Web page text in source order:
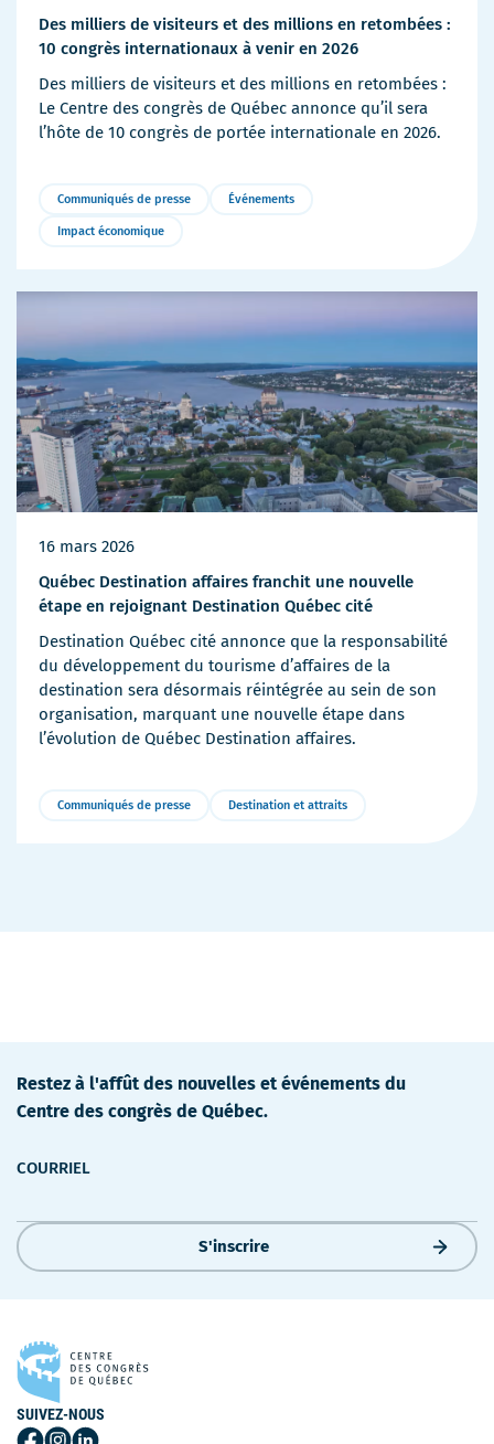
Des milliers de visiteurs et des millions en retombées :
10 congrès internationaux à venir en 2026
Des milliers de visiteurs et des millions en retombées :
Le Centre des congrès de Québec annonce qu’il sera
l’hôte de 10 congrès de portée internationale en 2026.
Communiqués de presse Événements
Impact économique
Plus
16 mars 2026
Québec Destination affaires franchit une nouvelle
étape en rejoignant Destination Québec cité
Destination Québec cité annonce que la responsabilité
du développement du tourisme d’affaires de la
destination sera désormais réintégrée au sein de son
organisation, marquant une nouvelle étape dans
l’évolution de Québec Destination affaires.
Communiqués de presse Destination et attraits
Plus
Restez à l'affût des nouvelles et événements du
Centre des congrès de Québec.
COURRIEL
S'inscrire
SUIVEZ-NOUS
Suivez-Suivez-
Suivez-